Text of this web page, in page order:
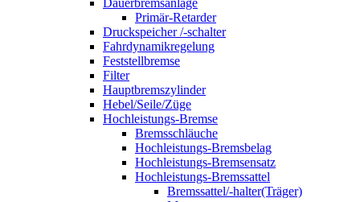
Dauerbremsanlage
Primär-Retarder
Druckspeicher /-schalter
Fahrdynamikregelung
Feststellbremse
Filter
Hauptbremszylinder
Hebel/Seile/Züge
Hochleistungs-Bremse
Bremsschläuche
Hochleistungs-Bremsbelag
Hochleistungs-Bremsensatz
Hochleistungs-Bremssattel
Bremssattel/-halter(Träger)